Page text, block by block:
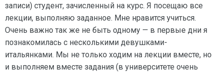
записи) студент, зачисленный на курс. Я посещаю все
лекции, выполняю заданное. Мне нравится учиться.
Очень важно так же не быть одному — в первые дни я
познакомилась с несколькими девушками-
итальянками. Мы не только ходим на лекции вместе, но
и выполняем вместе задания (в университете очень